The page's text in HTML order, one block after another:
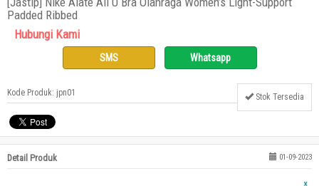
Padded Ribbed
Hubungi Kami
SMS Whatsapp
Kode Produk: jpn01 Stok Tersedia
Detail Produk 01-09-2023